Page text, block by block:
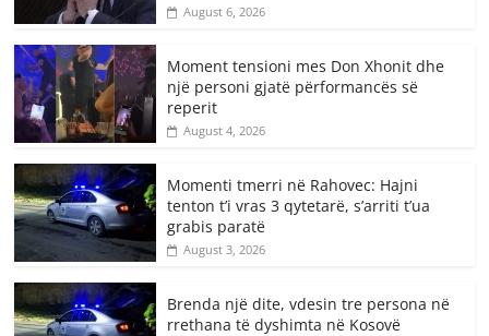
August 6, 2026
Moment tensioni mes Don Xhonit dhe
një personi gjatë përformancës së
reperit
August 4, 2026
Momenti tmerri në Rahovec: Hajni
tenton t’i vras 3 qytetarë, s’arriti t’ua
grabis paratë
August 3, 2026
Brenda një dite, vdesin tre persona në
rrethana të dyshimta në Kosovë